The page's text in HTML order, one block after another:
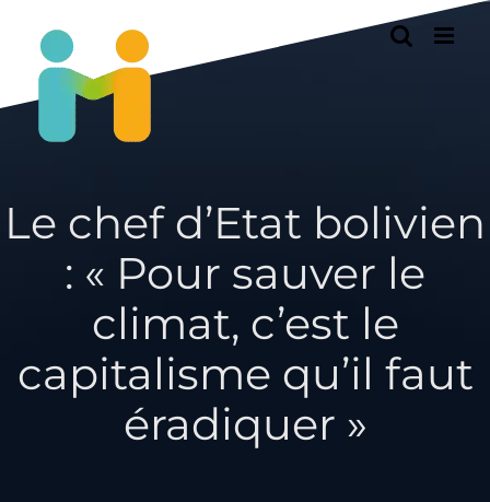
contenu
Le chef d’Etat bolivien
: « Pour sauver le
climat, c’est le
capitalisme qu’il faut
éradiquer »